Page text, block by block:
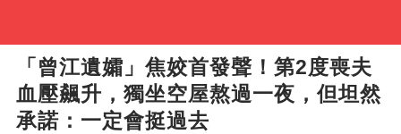
「曾江遺孀」焦姣首發聲！第2度喪夫
血壓飆升，獨坐空屋熬過一夜，但坦然
承諾：一定會挺過去